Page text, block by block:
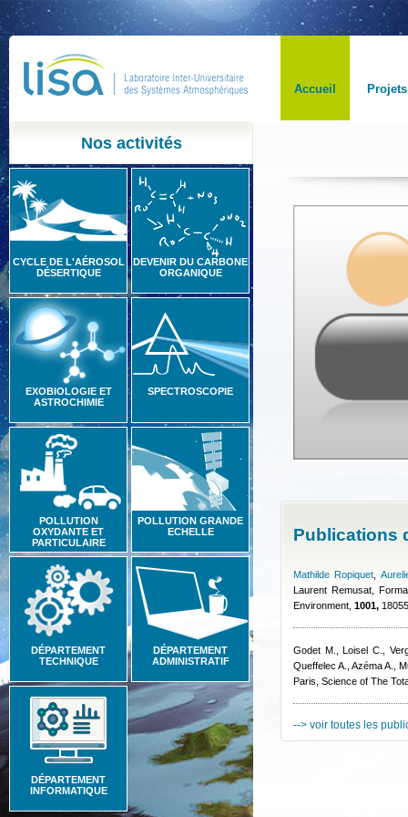
Accueil Projets
Nos activités
CYCLE DE L'AÉROSOL
DÉSERTIQUE
DEVENIR DU CARBONE
ORGANIQUE
EXOBIOLOGIE ET
ASTROCHIMIE
SPECTROSCOPIE
POLLUTION
OXYDANTE ET
PARTICULAIRE
POLLUTION GRANDE
ECHELLE
DÉPARTEMENT
TECHNIQUE
DÉPARTEMENT
ADMINISTRATIF
DÉPARTEMENT
INFORMATIQUE
Publications
Mathilde Ropiquet
Laurent Remusat,
Environment, 1001,
Godet M., Loisel C.,
Queffelec A., Azéma A.
,
Paris, Science of The
--> voir toutes les